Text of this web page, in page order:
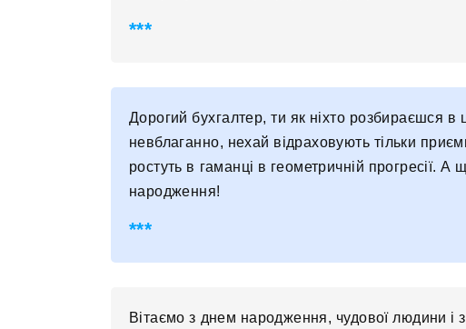
Дорогий бухгалтер, ти як ніхто розбираєшся в
невблаганно, нехай відраховують тільки
ростуть в гаманці в геометричній прогресії.
народження!
Вітаємо з днем ​​народження, чудової людини і